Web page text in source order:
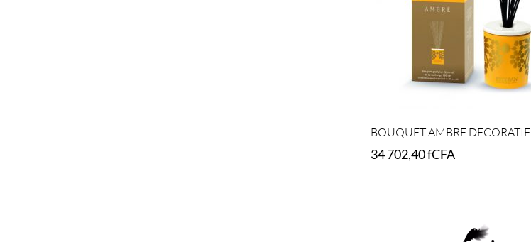
BOUQUET AMBRE DECORATIF
34 702,40fCFA